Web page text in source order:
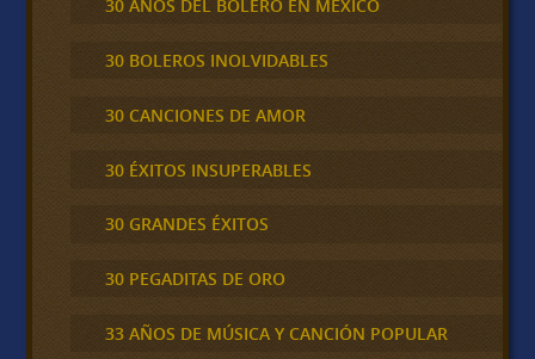
30 AÑOS DEL BOLERO EN MÉXICO
30 BOLEROS INOLVIDABLES
30 CANCIONES DE AMOR
30 ÉXITOS INSUPERABLES
30 GRANDES ÉXITOS
30 PEGADITAS DE ORO
33 AÑOS DE MÚSICA Y CANCIÓN POPULAR